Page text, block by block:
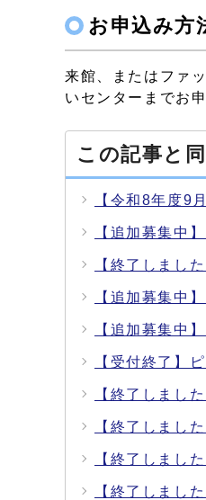
お申込み方
来館、またはファ
いセンターまでお
この記事と
【令和8年度9
【追加募集中
【終了しまし
【追加募集中
【追加募集中
【受付終了】
【終了しまし
【終了しまし
【終了しまし
【終了しまし